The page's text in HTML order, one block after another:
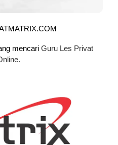
mencari Guru Les Privat